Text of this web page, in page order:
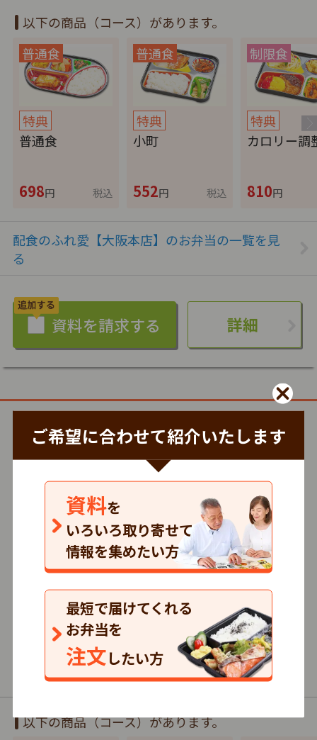
ご希望に合わせて紹介いたします
資料を
いろいろ取り寄せて
情報を集めたい方
最短で届けてくれる
お弁当を
注文したい方
以下の商品（コース）があります。
特典
普通食
698円 税込
特典
小町
552円 税込
特典
カロリー調
810円
配食のふれ愛【大阪本店】のお弁当の一覧を見
る
詳細
まごころケア食
冷凍
3.5
口コミ132
591円～/1食
まとめて注文
普通食・制限食
以下の商品（コース）があります。